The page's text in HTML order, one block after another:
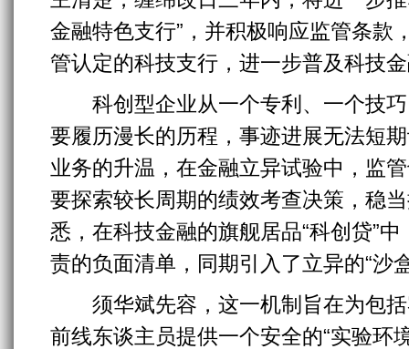
金融特色支行”，并积极响应监管条款
管认定的科技支行，进一步普及科技
科创型企业从一个专利、一个技巧
要履历漫长的历程，事迹进展无法短
业务的升温，在金融立异试验中，监
要探索较长周期的绩效考查决策，稳
悉，在科技金融的旗舰居品“科创贷”
责的负面清单，同期引入了立异的“沙
须华斌先容，这一机制旨在为包括
前线东谈主员提供一个安全的“实验环